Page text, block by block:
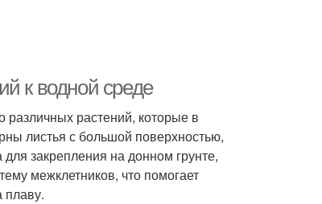
к водной среде
различных растений, которые в
листья с большой поверхностью,
закрепления на донном грунте,
межклетников, что помогает
плаву.